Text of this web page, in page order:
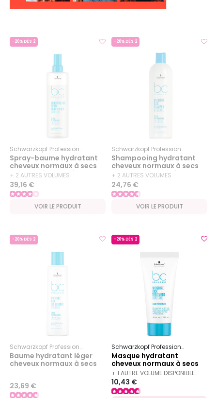
-20% DÈS 2
Schwarzkopf Professional Bc Bonacure Moisture Kick
Spray-baume hydratant
cheveux normaux à secs
ou bouclés BC Moisture
Kick 400ml
+ 2 AUTRES VOLUMES
DISPONIBLES
39,16 €
VOIR LE PRODUIT
-20% DÈS 2
Schwarzkopf Professional
Shampooing hydratant
cheveux normaux à secs
ou bouclés BC Moisture
Kick 500ml
+ 2 AUTRES VOLUMES
DISPONIBLES
24,76 €
VOIR LE PRODUIT
-20% DÈS 2
Schwarzkopf Professional Bc Bonacure Moisture Kick
Baume hydratant léger
cheveux normaux à secs
ou bouclés BC Moisture
23,69 €
-20% DÈS 2
Schwarzkopf Professional
Masque hydratant
cheveux normaux à secs
ou bouclés BC Moisture
Kick 30ml
+ 1 AUTRE VOLUME DISPONIBLE
10,43 €